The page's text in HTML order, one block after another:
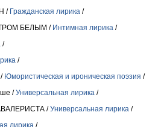
/ Гражданская лирика /
БЕЛЫМ / Интимная лирика /
/
/
Юмористическая и ироническая поэзия /
/Универсальная лирика /
/Универсальная лирика /
лирика /